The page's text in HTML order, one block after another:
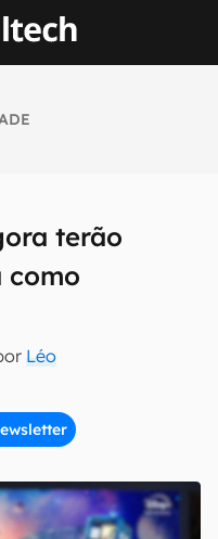
terão
como
Léo
em primeira
com os Termos de
Canaltech.